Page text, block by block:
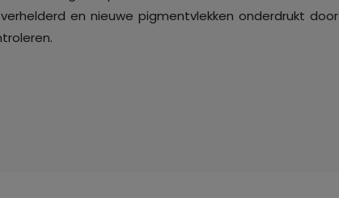
en nieuwe pigmentvlekken onderdrukt door